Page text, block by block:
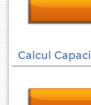
Calcul